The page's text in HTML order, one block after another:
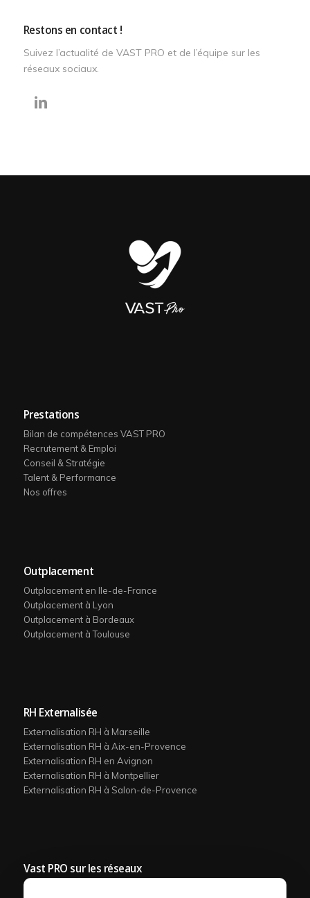
Restons en contact !
Suivez l’actualité de VAST PRO et de l’équipe sur les
réseaux sociaux.
Prestations
Bilan de compétences VAST PRO
Recrutement & Emploi
Conseil & Stratégie
Talent & Performance
Nos offres
Outplacement
Outplacement en Ile-de-France
Outplacement à Lyon
Outplacement à Bordeaux
Outplacement à Toulouse
RH Externalisée
Externalisation RH à Marseille
Externalisation RH à Aix-en-Provence
Externalisation RH en Avignon
Externalisation RH à Montpellier
Externalisation RH à Salon-de-Provence
Vast PRO sur les réseaux